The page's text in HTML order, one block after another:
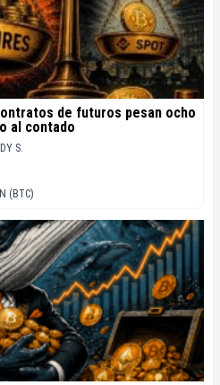
de futuros pesan ocho
al contado
S.
(BTC)